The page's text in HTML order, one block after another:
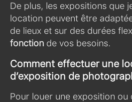
De plus, les expositions que
location peuvent être
de lieux et sur des durées
fonction de vos besoins.
Comment effectuer une
d’exposition de
Pour louer une exposition ou